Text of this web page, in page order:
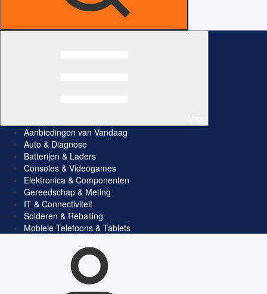
Aanbiedingen van Vandaag
Auto & Diagnose
Batterijen & Laders
Consoles & Videogames
Elektronica & Componenten
Gereedschap & Meting
IT & Connectiviteit
Solderen & Reballing
Mobiele Telefoons & Tablets